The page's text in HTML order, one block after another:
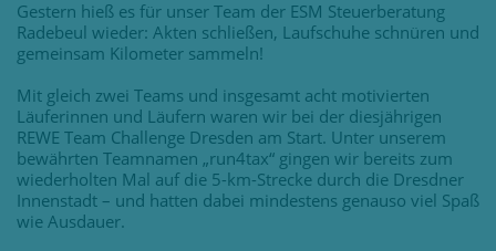
Gestern hieß es für unser Team der ESM Steuerberatung
Radebeul wieder: Akten schließen, Laufschuhe schnüren und
gemeinsam Kilometer sammeln!
Mit gleich zwei Teams und insgesamt acht motivierten
Läuferinnen und Läufern waren wir bei der diesjährigen
REWE Team Challenge Dresden am Start. Unter unserem
bewährten Teamnamen „run4tax“ gingen wir bereits zum
wiederholten Mal auf die 5-km-Strecke durch die Dresdner
Innenstadt – und hatten dabei mindestens genauso viel Spaß
wie Ausdauer.